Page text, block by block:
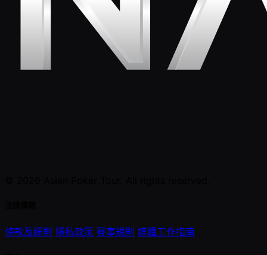
條款及細則 隱私政策 賽事規則 媒體工作指南